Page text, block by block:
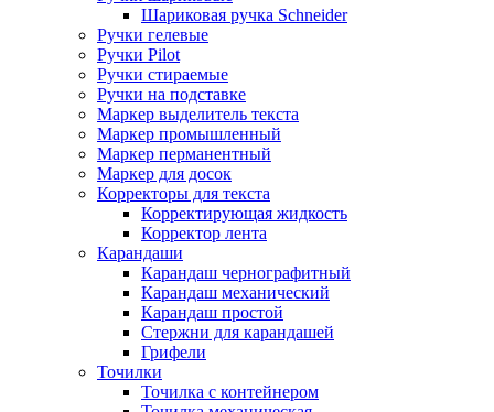
Шариковая ручка Schneider
Ручки гелевые
Ручки Pilot
Ручки стираемые
Ручки на подставке
Маркер выделитель текста
Маркер промышленный
Маркер перманентный
Маркер для досок
Корректоры для текста
Корректирующая жидкость
Корректор лента
Карандаши
Карандаш чернографитный
Карандаш механический
Карандаш простой
Стержни для карандашей
Грифели
Точилки
Точилка с контейнером